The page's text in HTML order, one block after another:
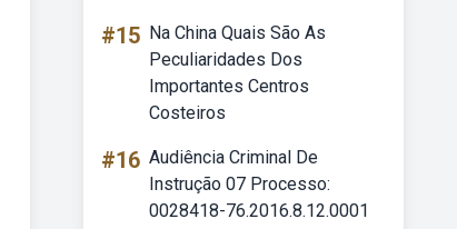
#15 Na China Quais São As
Peculiaridades Dos
Importantes Centros
Costeiros
#16 Audiência Criminal De
Instrução 07 Processo:
0028418-76.2016.8.12.0001